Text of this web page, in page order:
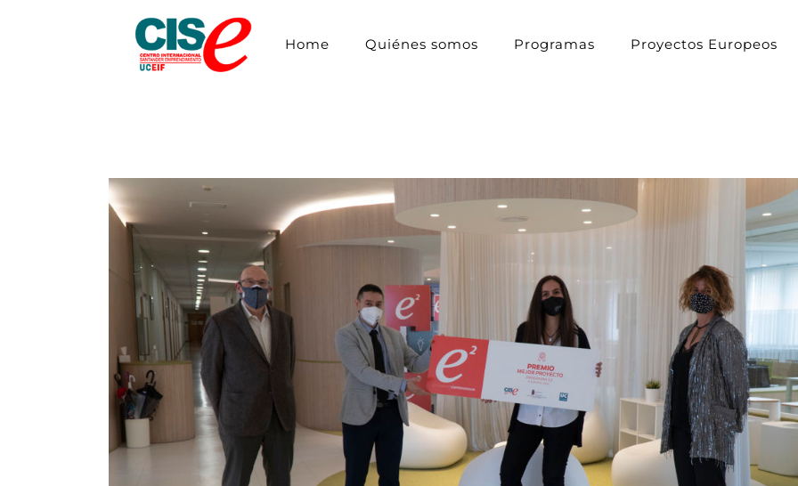
Home Quiénes somos Programas Proyectos Europeos